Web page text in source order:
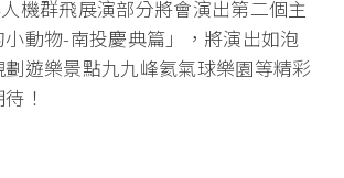
機群飛展演部分將會演出第二個主
動物-南投慶典篇」，將演出如泡
遊樂景點九九峰氦氣球樂園等精彩
！